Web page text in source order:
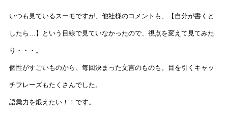
いつも見ているスーモですが、他社様のコメントも、【自分が書くと
したら…】という目線で見ていなかったので、視点を変えて見てみた
り・・・。
個性がすごいものから、毎回決まった文言のものも。目を引くキャッ
チフレーズもたくさんでした。
語彙力を鍛えたい！！です。